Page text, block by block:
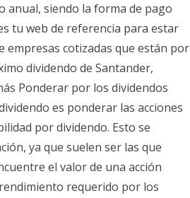
anual, siendo la forma de pago
tu web de referencia para estar
empresas cotizadas que están por
dividendo de Santander,
Ponderar por los dividendos
es ponderar las acciones
por dividendo. Esto se
ya que suelen ser las que
el valor de una acción
requerido por los